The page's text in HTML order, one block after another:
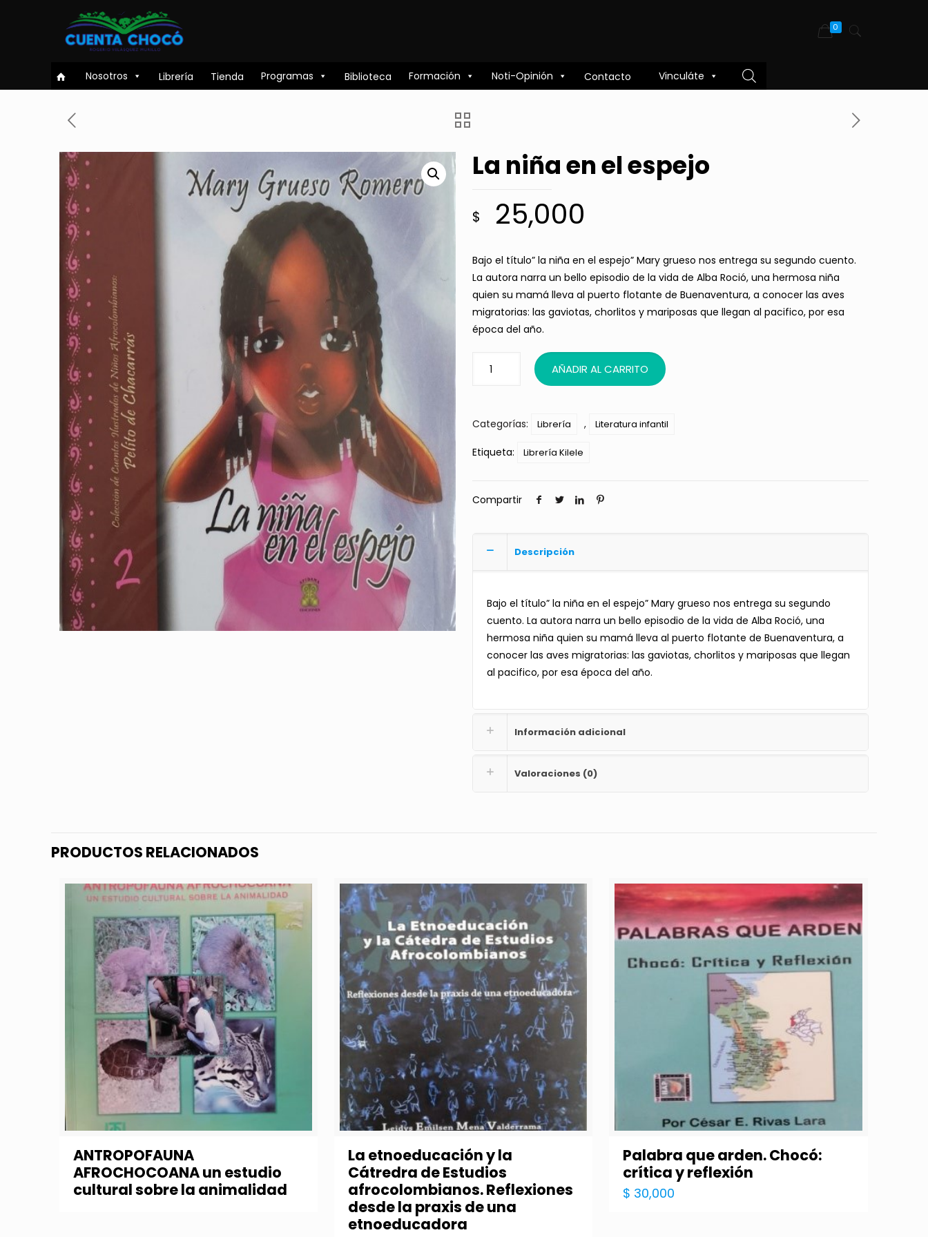
Nosotros Librería Tienda Programas Biblioteca Formación Noti-Opinión Contacto Vinculáte
0
La niña en el espejo
$ 25,000
Bajo el título” la niña en el espejo” Mary grueso nos entrega su segundo cuento.
La autora narra un bello episodio de la vida de Alba Roció, una hermosa niña
quien su mamá lleva al puerto flotante de Buenaventura, a conocer las aves
migratorias: las gaviotas, chorlitos y mariposas que llegan al pacifico, por esa
época del año.
AÑADIR AL CARRITO
Categorías: Librería , Literatura infantil
Etiqueta: Librería Kilele
Compartir
Descripción
Bajo el título” la niña en el espejo” Mary grueso nos entrega su segundo
cuento. La autora narra un bello episodio de la vida de Alba Roció, una
hermosa niña quien su mamá lleva al puerto flotante de Buenaventura, a
conocer las aves migratorias: las gaviotas, chorlitos y mariposas que llegan
al pacifico, por esa época del año.
Información adicional
Valoraciones (0)
PRODUCTOS RELACIONADOS
ANTROPOFAUNA
AFROCHOCOANA un estudio
cultural sobre la animalidad
La etnoeducación y la
Cátredra de Estudios
afrocolombianos. Reflexiones
desde la praxis de una
etnoeducadora
Palabra que arden. Chocó:
crítica y reflexión
$ 30,000